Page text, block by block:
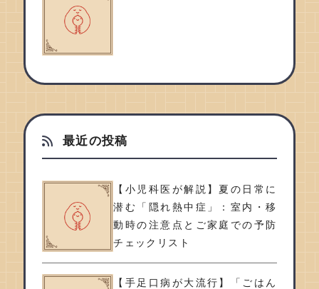
最近の投稿
【小児科医が解説】夏の日常に
潜む「隠れ熱中症」：室内・移
動時の注意点とご家庭での予防
チェックリスト
【手足口病が大流行】「ごはん